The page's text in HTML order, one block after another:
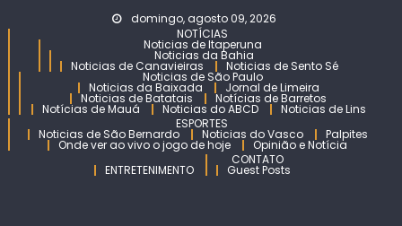
to
content
domingo, agosto 09, 2026
NOTÍCIAS
Noticias de Itaperuna
Noticias da Bahia
Noticias de Canavieiras Noticias de Sento Sé
Noticias de São Paulo
Noticias da Baixada Jornal de Limeira
Noticias de Batatais Notícias de Barretos
Notícias de Mauá Noticias do ABCD
Noticias de Lins
ESPORTES
Noticias de São Bernardo Noticias do Vasco Palpites
Onde ver ao vivo o jogo de hoje
Opinião e Notícia
ENTRETENIMENTO
CONTATO
Guest Posts